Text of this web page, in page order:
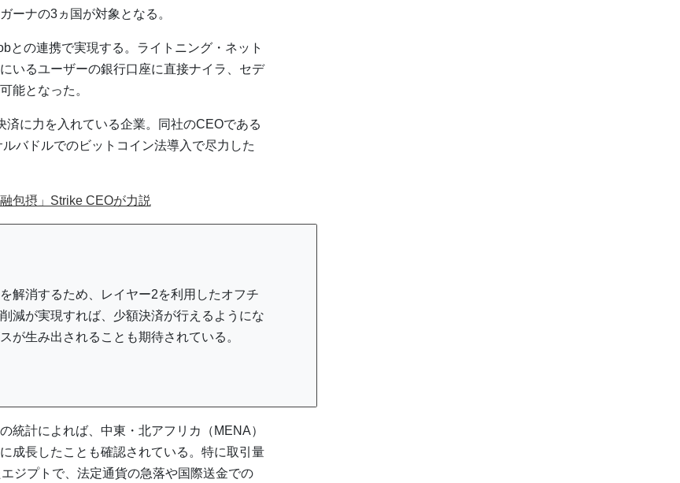
ーナの3ヵ国が対象となる。
との連携で実現する。ライトニング・ネット
いるユーザーの銀行口座に直接ナイラ、セデ
能となった。
に力を入れている企業。同社のCEOである
バドルでのビットコイン法導入で尽力した
包摂」Strike CEOが力説
解消するため、レイヤー2を利用したオフチ
減が実現すれば、少額決済が行えるようにな
が生み出されることも期待されている。
統計によれば、中東・北アフリカ（MENA）
成長したことも確認されている。特に取引量
ジプトで、法定通貨の急落や国際送金での